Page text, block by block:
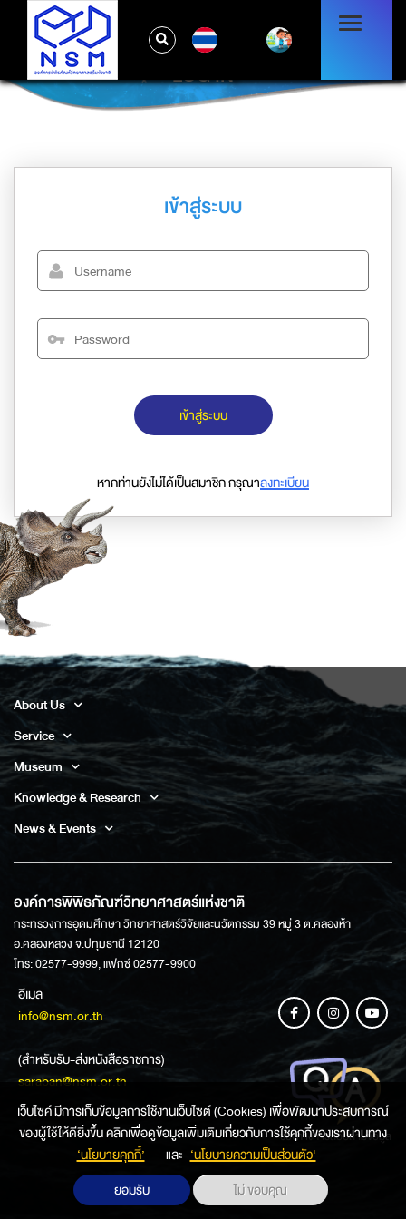
LOG IN
เข้าสู่ระบบ
เข้าสู่ระบบ
หากท่านยังไม่ได้เป็นสมาชิก กรุณาลงทะเบียน
About Us
Service
Museum
Knowledge & Research
News & Events
องค์การพิพิธภัณฑ์วิทยาศาสตร์แห่งชาติ
กระทรวงการอุดมศึกษา วิทยาศาสตร์วิจัยและนวัตกรรม 39 หมู่ 3 ต.คลองห้า
อ.คลองหลวง จ.ปทุมธานี 12120
โทร: 02577-9999, แฟกซ์ 02577-9900
อีเมล
info@nsm.or.th
(สำหรับรับ-ส่งหนังสือราชการ)
saraban@nsm.or.th
ช่องทางการสอบถามข้อมูล
เว็บไซค์ มีการเก็บข้อมูลการใช้งานเว็บไซต์ (Cookies) เพื่อพัฒนาประสบการณ์
ของผู้ใช้ให้ดียิ่งขึ้น คลิกเพื่อดูข้อมูลเพิ่มเติมเกี่ยวกับการใช้คุกกี้ของเราผ่านทาง
‘นโยบายคุกกี้’
และ ‘นโยบายความเป็นส่วนตัว'
ยอมรับ
ไม่ ขอบคุณ